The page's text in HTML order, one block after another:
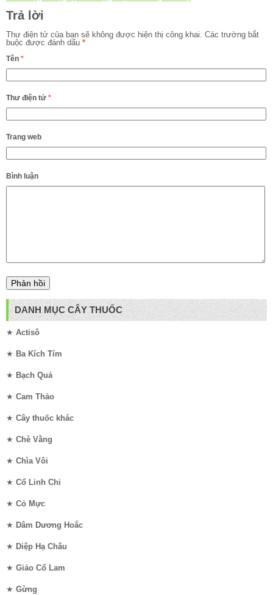
Trả lời
Thư điện tử của bạn sẽ không được hiện thị công khai. Các trường bắt
buộc được đánh dấu *
Tên *
Thư điện tử *
Trang web
Bình luận
DANH MỤC CÂY THUỐC
★ Actisô
★ Ba Kích Tím
★ Bạch Quả
★ Cam Thảo
★ Cây thuốc khác
★ Chè Vằng
★ Chìa Vôi
★ Cổ Linh Chi
★ Cỏ Mực
★ Dâm Dương Hoắc
★ Diệp Hạ Châu
★ Giảo Cổ Lam
★ Gừng